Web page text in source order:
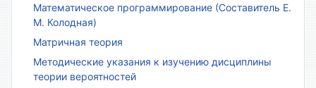
Математическое программирование (Составитель Е.
М. Колодная)
Матричная теория
Методические указания к изучению дисциплины
теории вероятностей